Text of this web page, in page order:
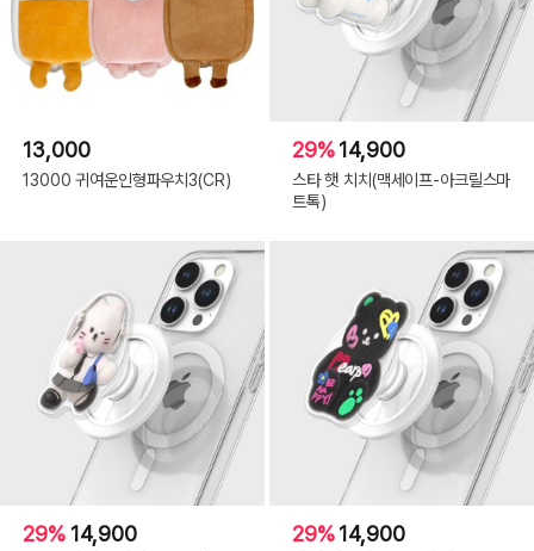
13,000
13000 귀여운인형파우치3(CR)
29%14,900
스타 햇 치치(맥세이프-아크릴스마
트톡)
29% 14,900 29%14,900